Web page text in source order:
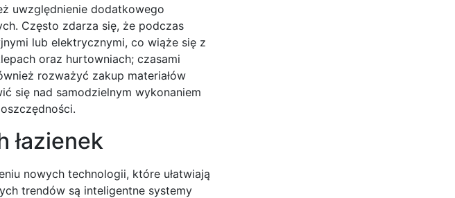
uwzględnienie dodatkowego
Często zdarza się, że podczas
lub elektrycznymi, co wiąże się z
oraz hurtowniach; czasami
rozważyć zakup materiałów
się nad samodzielnym wykonaniem
łazienek
nowych technologii, które ułatwiają
trendów są inteligentne systemy